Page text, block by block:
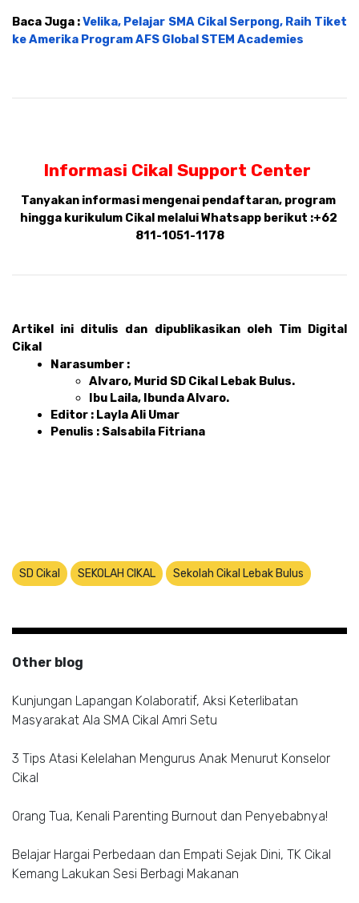
Baca Juga : Velika, Pelajar SMA Cikal Serpong, Raih Tiket
ke Amerika Program AFS Global STEM Academies
Informasi Cikal Support Center
Tanyakan informasi mengenai pendaftaran, program
hingga kurikulum Cikal melalui Whatsapp berikut :+62
811-1051-1178
Artikel ini ditulis dan dipublikasikan oleh Tim Digital
Cikal
Narasumber :
Alvaro, Murid SD Cikal Lebak Bulus.
Ibu Laila, Ibunda Alvaro.
Editor : Layla Ali Umar
Penulis : Salsabila Fitriana
SD Cikal SEKOLAH CIKAL Sekolah Cikal Lebak Bulus
Other blog
Kunjungan Lapangan Kolaboratif, Aksi Keterlibatan
Masyarakat Ala SMA Cikal Amri Setu
3 Tips Atasi Kelelahan Mengurus Anak Menurut Konselor
Cikal
Orang Tua, Kenali Parenting Burnout dan Penyebabnya!
Belajar Hargai Perbedaan dan Empati Sejak Dini, TK Cikal
Kemang Lakukan Sesi Berbagi Makanan